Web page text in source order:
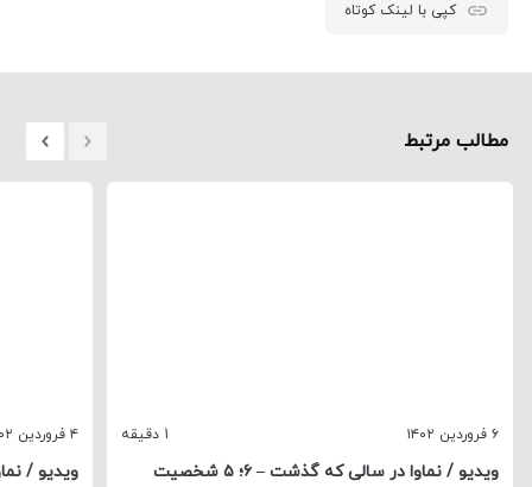
کپی با لینک کوتاه
مطالب مرتبط
۶ فروردین ۱۴۰۲ 1 دقیقه
ویدیو / نماوا در سالی که گذشت – ۶؛ ۵ شخصیت
۴ فروردین ۱۴۰۲